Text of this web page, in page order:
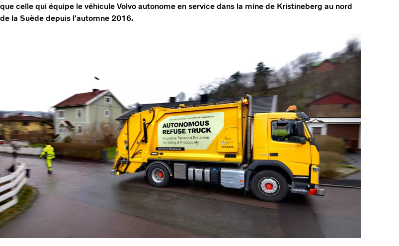
que celle qui équipe le véhicule Volvo autonome en service dans la mine de Kristineberg au nord
de la Suède depuis l'automne 2016.